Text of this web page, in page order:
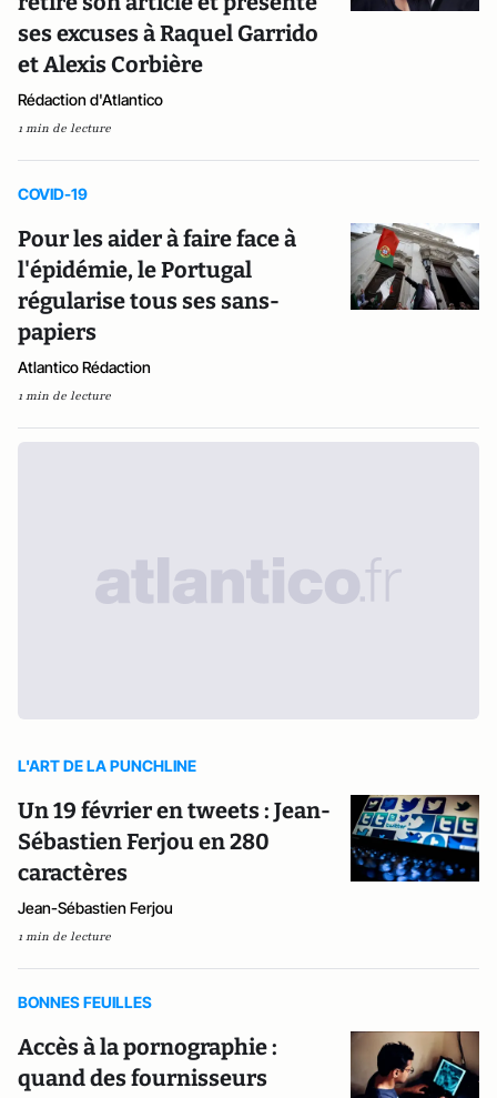
ses excuses à Raquel Garrido
et Alexis Corbière
Rédaction d'Atlantico
1 min de lecture
COVID-19
Pour les aider à faire face à
l'épidémie, le Portugal
régularise tous ses sans-
papiers
Atlantico Rédaction
1 min de lecture
L'ART DE LA PUNCHLINE
Un 19 février en tweets : Jean-
Sébastien Ferjou en 280
caractères
Jean-Sébastien Ferjou
1 min de lecture
BONNES FEUILLES
Accès à la pornographie :
quand des fournisseurs